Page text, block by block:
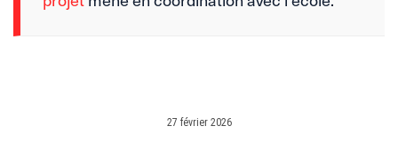
27 février 2026